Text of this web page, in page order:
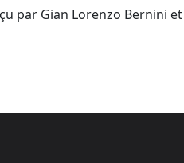
par Gian Lorenzo Bernini